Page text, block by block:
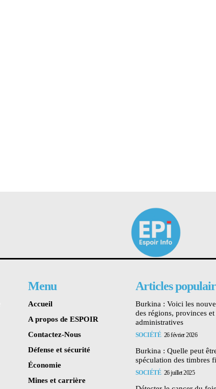
Menu
Accueil
A propos de ESPOIR
Contactez-Nous
Défense et sécurité
Économie
Mines et carrière
Articles
Burkina : Voici les
des régions, provinces
administratives
SOCIÉTÉ 26 février 2026
Burkina : Quelle peut
spéculation des timbres
SOCIÉTÉ 26 juillet 2025